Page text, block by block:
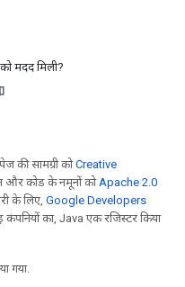
मदद मिली?
की सामग्री कोCreative
और कोड के नमूनों कोApache 2.0
के लिए, Google Developers
का, Java एक रजिस्टर किया
गया.